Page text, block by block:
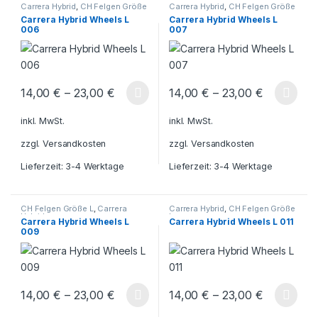
Carrera Hybrid, CH Felgen Größe
L
Carrera Hybrid Wheels L
006
14,00€ – 23,00 €
Dieses Produkt weist mehrere Varianten auf. Die Optionen
inkl. MwSt.
zzgl.Versandkosten
Lieferzeit: 3-4 Werktage
Carrera Hybrid, CH Felgen Größe
L
Carrera Hybrid Wheels L
007
14,00€ – 23,00 €
Dieses Produkt weist mehrere
inkl. MwSt.
zzgl.Versandkosten
Lieferzeit: 3-4 Werktage
CH Felgen Größe L, Carrera
Hybrid
Carrera Hybrid Wheels L
009
14,00€ – 23,00 €
Dieses Produkt weist mehrere Varianten auf. Die Optionen
Carrera Hybrid, CH Felgen Größe
L
Carrera Hybrid Wheels L 011
14,00€ – 23,00 €
Dieses Produkt weist mehrere